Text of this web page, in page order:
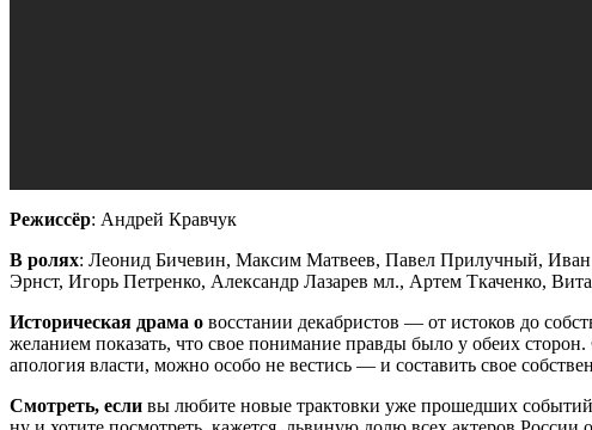
Режиссёр: Андрей Кравчук
В ролях: Леонид Бичевин, Максим Матвеев, Павел Прилучный,
Эрнст, Игорь Петренко, Александр Лазарев мл., Артем Ткаченко,
Историческая драма о восстании декабристов — от истоков до
желанием показать, что свое понимание правды было у обеих
апология власти, можно особо не вестись — и составить свое
Смотреть, если вы любите новые трактовки уже прошедших